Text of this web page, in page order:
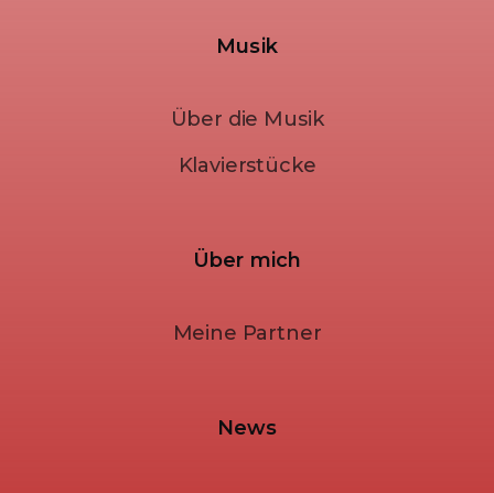
Musik
Über die Musik
Klavierstücke
Über mich
Meine Partner
News